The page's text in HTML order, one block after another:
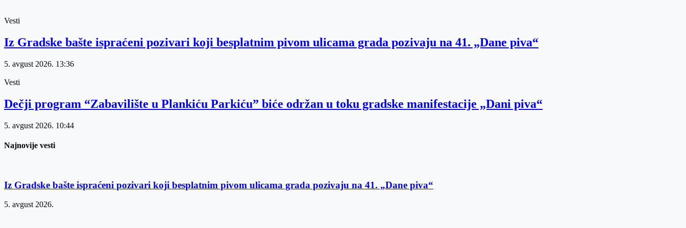
Vesti
Iz Gradske bašte ispraćeni pozivari koji besplatnim pivom ulicama grada pozivaju na 41. „Dane piva“
5. avgust 2026. 13:36
Vesti
Dečji program “Zabavilište u Plankiću Parkiću” biće održan u toku gradske manifestacije „Dani piva“
5. avgust 2026. 10:44
Najnovije vesti
Iz Gradske bašte ispraćeni pozivari koji besplatnim pivom ulicama grada pozivaju na 41. „Dane piva“
5. avgust 2026.